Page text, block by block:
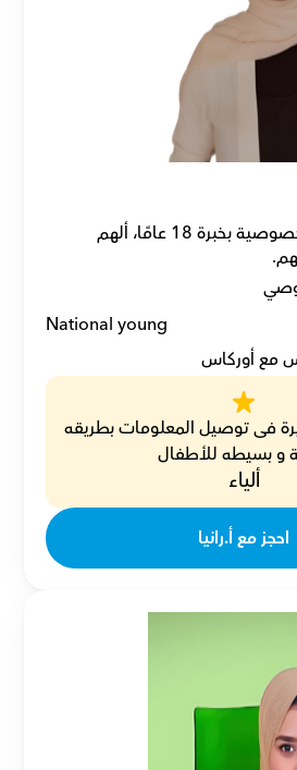
National young
مع أوركاس
و بسيطه للأطفال
ألياء
احجز مع أ.رانيا